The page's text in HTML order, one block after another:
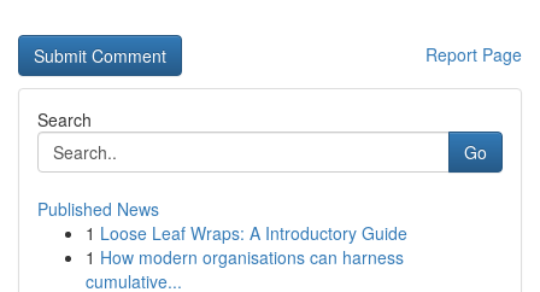
Report Page
Search
Go
Published News
1 Loose Leaf Wraps: A Introductory Guide
1 How modern organisations can harness
cumulative...